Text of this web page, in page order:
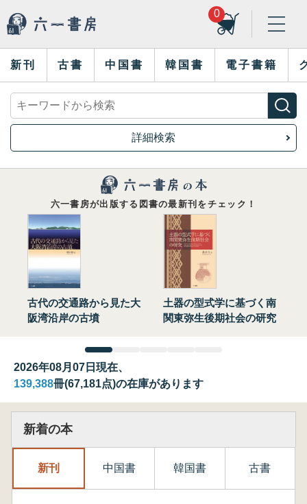
0
新刊 古書 中国書 韓国書 電子書籍
詳細検索
六一書房が出版する図書の最新刊をチェック！
古代の交通路から見た大
阪湾沿岸の古墳
土器の型式学に基づく南
関東弥生後期社会の研究
2026年08月07日現在、
139,388冊(67,181点)の在庫があります
新着の本
新刊 中国書 韓国書 古書